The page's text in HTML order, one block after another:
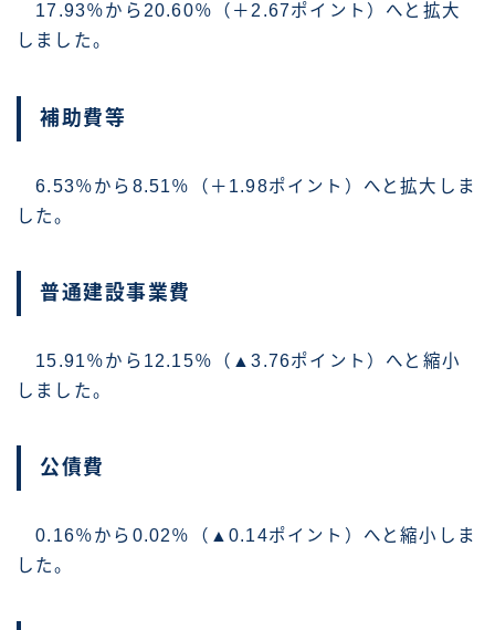
17.93％から20.60％（＋2.67ポイント）へと拡大
しました。
補助費等
6.53％から8.51％（＋1.98ポイント）へと拡大しま
した。
普通建設事業費
15.91％から12.15％（▲3.76ポイント）へと縮小
しました。
公債費
0.16％から0.02％（▲0.14ポイント）へと縮小しま
した。